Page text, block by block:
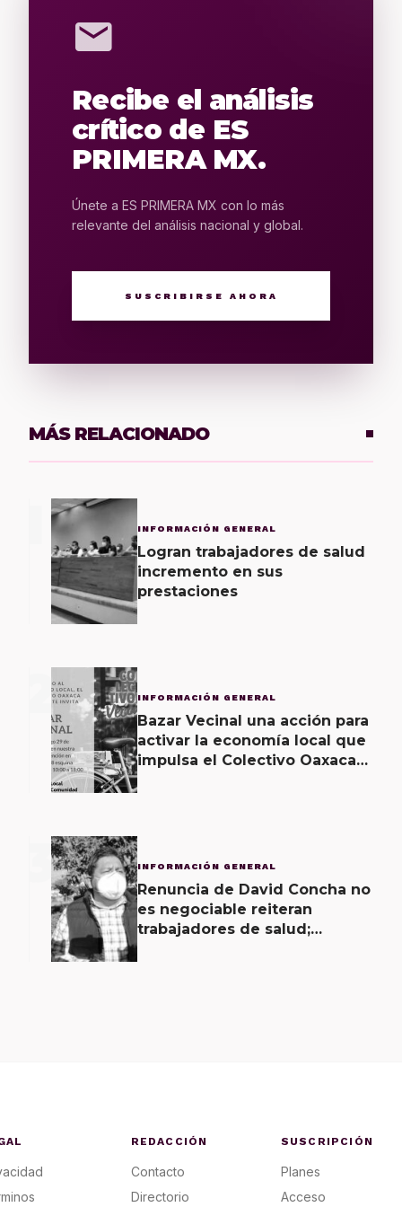
mail
Recibe el análisis
crítico de ES
PRIMERA MX.
Únete a ES PRIMERA MX con lo más
relevante del análisis nacional y global.
SUSCRIBIRSE AHORA
MÁS RELACIONADO
INFORMACIÓN GENERAL
Logran trabajadores de salud
incremento en sus
prestaciones
2 INFORMACIÓN GENERAL
Bazar Vecinal una acción para
activar la economía local que
impulsa el Colectivo Oaxaca
3 INFORMACIÓN GENERAL
Renuncia de David Concha no
es negociable reiteran
trabajadores de salud;
REDACCIÓN
Contacto
Directorio
SUSCRIPCIÓN
Planes
Acceso